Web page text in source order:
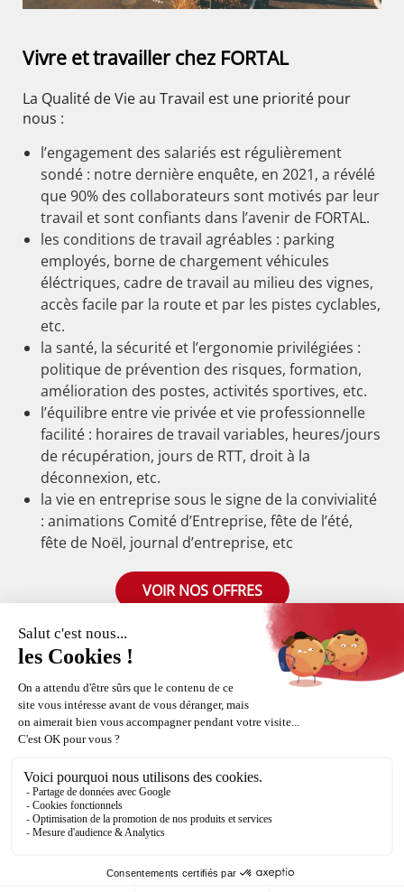
Vivre et travailler chez FORTAL
La Qualité de Vie au Travail est une priorité pour
nous :
l’engagement des salariés est régulièrement
sondé : notre dernière enquête, en 2021, a révélé
que 90% des collaborateurs sont motivés par leur
travail et sont confiants dans l’avenir de FORTAL.
les conditions de travail agréables : parking
employés, borne de chargement véhicules
éléctriques, cadre de travail au milieu des vignes,
accès facile par la route et par les pistes cyclables,
etc.
la santé, la sécurité et l’ergonomie privilégiées :
politique de prévention des risques, formation,
amélioration des postes, activités sportives, etc.
l’équilibre entre vie privée et vie professionnelle
facilité : horaires de travail variables, heures/jours
de récupération, jours de RTT, droit à la
déconnexion, etc.
la vie en entreprise sous le signe de la convivialité
: animations Comité d’Entreprise, fête de l’été,
fête de Noël, journal d’entreprise, etc
VOIR NOS OFFRES
+33 (0)3 88 58 53 55
commercial@fortal.fr